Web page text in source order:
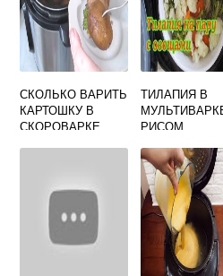
СКОЛЬКО ВАРИТЬ
КАРТОШКУ В
СКОРОВАРКЕ
ТИЛАПИЯ В
РИСОМ